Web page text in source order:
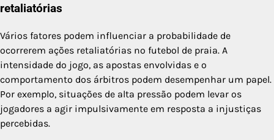
retaliatórias
Vários fatores podem influenciar a probabilidade de
ocorrerem ações retaliatórias no futebol de praia. A
intensidade do jogo, as apostas envolvidas e o
comportamento dos árbitros podem desempenhar um papel.
Por exemplo, situações de alta pressão podem levar os
jogadores a agir impulsivamente em resposta a injustiças
percebidas.